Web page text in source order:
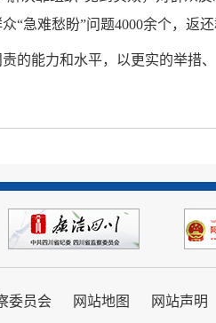
急难愁盼”问题4000余个，返还
的能力和水平，以更实的举措
委员会 网站地图 网站声明